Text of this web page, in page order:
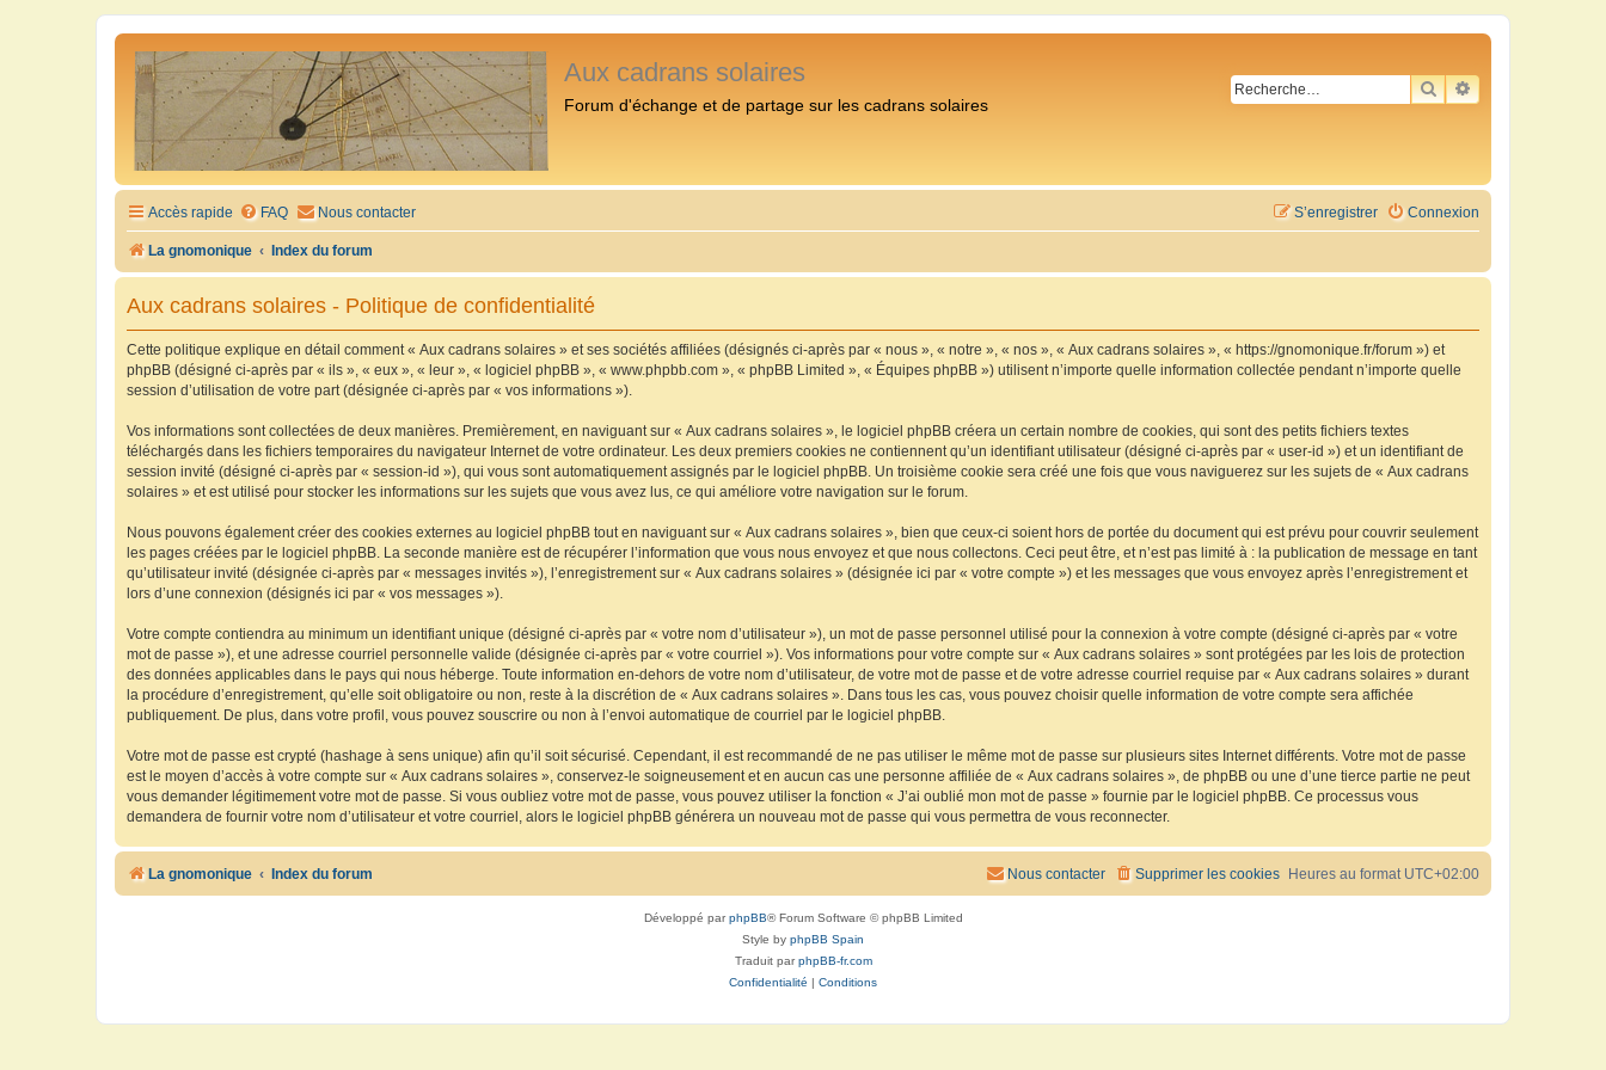
Aux cadrans solaires
Forum d'échange et de partage sur les cadrans solaires
RECHERCHER
RECHERCHE
Accès rapide FAQ Nous contacter Connexion
S’enregistrer
La gnomonique Index du forum
Aux cadrans solaires - Politique de confidentialité
Cette politique explique en détail comment « Aux cadrans solaires » et ses sociétés affiliées (désignés ci-après par « nous », « notre », « nos », « Aux cadrans solaires », « https://gnomonique.fr/forum ») et
phpBB (désigné ci-après par « ils », « eux », « leur », « logiciel phpBB », « www.phpbb.com », « phpBB Limited », « Équipes phpBB ») utilisent n’importe quelle information collectée pendant n’importe quelle
session d’utilisation de votre part (désignée ci-après par « vos informations »).
Vos informations sont collectées de deux manières. Premièrement, en naviguant sur « Aux cadrans solaires », le logiciel phpBB créera un certain nombre de cookies, qui sont des petits fichiers textes
téléchargés dans les fichiers temporaires du navigateur Internet de votre ordinateur. Les deux premiers cookies ne contiennent qu’un identifiant utilisateur (désigné ci-après par « user-id ») et un identifiant de
session invité (désigné ci-après par « session-id »), qui vous sont automatiquement assignés par le logiciel phpBB. Un troisième cookie sera créé une fois que vous naviguerez sur les sujets de « Aux cadrans
solaires » et est utilisé pour stocker les informations sur les sujets que vous avez lus, ce qui améliore votre navigation sur le forum.
Nous pouvons également créer des cookies externes au logiciel phpBB tout en naviguant sur « Aux cadrans solaires », bien que ceux-ci soient hors de portée du document qui est prévu pour couvrir seulement
les pages créées par le logiciel phpBB. La seconde manière est de récupérer l’information que vous nous envoyez et que nous collectons. Ceci peut être, et n’est pas limité à : la publication de message en tant
qu’utilisateur invité (désignée ci-après par « messages invités »), l’enregistrement sur « Aux cadrans solaires » (désignée ici par « votre compte ») et les messages que vous envoyez après l’enregistrement et
lors d’une connexion (désignés ici par « vos messages »).
Votre compte contiendra au minimum un identifiant unique (désigné ci-après par « votre nom d’utilisateur »), un mot de passe personnel utilisé pour la connexion à votre compte (désigné ci-après par « votre
mot de passe »), et une adresse courriel personnelle valide (désignée ci-après par « votre courriel »). Vos informations pour votre compte sur « Aux cadrans solaires » sont protégées par les lois de protection
des données applicables dans le pays qui nous héberge. Toute information en-dehors de votre nom d’utilisateur, de votre mot de passe et de votre adresse courriel requise par « Aux cadrans solaires » durant
la procédure d’enregistrement, qu’elle soit obligatoire ou non, reste à la discrétion de « Aux cadrans solaires ». Dans tous les cas, vous pouvez choisir quelle information de votre compte sera affichée
publiquement. De plus, dans votre profil, vous pouvez souscrire ou non à l’envoi automatique de courriel par le logiciel phpBB.
Votre mot de passe est crypté (hashage à sens unique) afin qu’il soit sécurisé. Cependant, il est recommandé de ne pas utiliser le même mot de passe sur plusieurs sites Internet différents. Votre mot de passe
est le moyen d’accès à votre compte sur « Aux cadrans solaires », conservez-le soigneusement et en aucun cas une personne affiliée de « Aux cadrans solaires », de phpBB ou une d’une tierce partie ne peut
vous demander légitimement votre mot de passe. Si vous oubliez votre mot de passe, vous pouvez utiliser la fonction « J’ai oublié mon mot de passe » fournie par le logiciel phpBB. Ce processus vous
demandera de fournir votre nom d’utilisateur et votre courriel, alors le logiciel phpBB générera un nouveau mot de passe qui vous permettra de vous reconnecter.
La gnomonique Index du forum Heures au format UTC+02:00
Supprimer les cookies
Nous contacter
Développé parphpBB® Forum Software © phpBB Limited
Style by phpBB Spain
Traduit parphpBB-fr.com
Confidentialité
Conditions